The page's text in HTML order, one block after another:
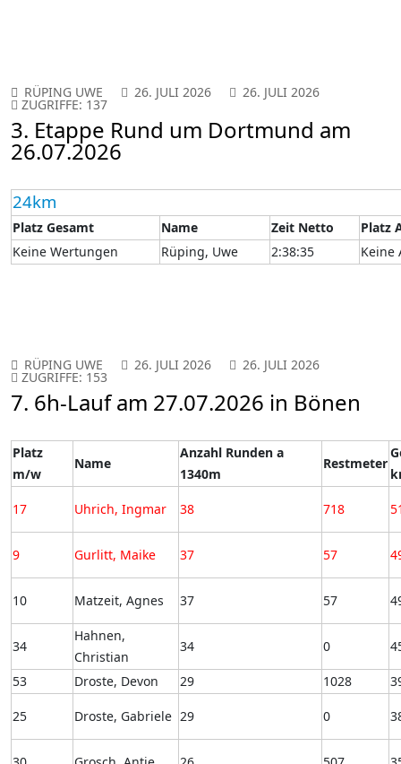
RÜPING UWE 26. JULI 2026 26. JULI 2026
ZUGRIFFE: 137
3. Etappe Rund um Dortmund am
26.07.2026
24km
Platz Gesamt Name Zeit Netto
Platz
Keine Wertungen
Rüping, Uwe 2:38:35 Keine
RÜPING UWE 26. JULI 2026 26. JULI 2026
ZUGRIFFE: 153
7. 6h-Lauf am 27.07.2026 in Bönen
Platz
m/w
Name
Anzahl Runden a
1340m
Restmeter
17 Uhrich, Ingmar 38 718
9 Gurlitt, Maike 37 57
10 Matzeit, Agnes 37 57
34
Hahnen,
Christian
34 0
53 Droste, Devon 29 1028
25 Droste, Gabriele 29 0